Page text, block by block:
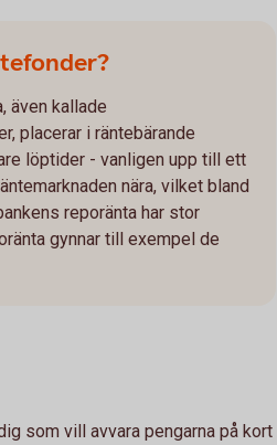
även kallade
placerar i räntebärande
löptider - vanligen upp till ett
nära, vilket bland
reporänta har stor
gynnar till exempel de
som vill avvara pengarna på kort